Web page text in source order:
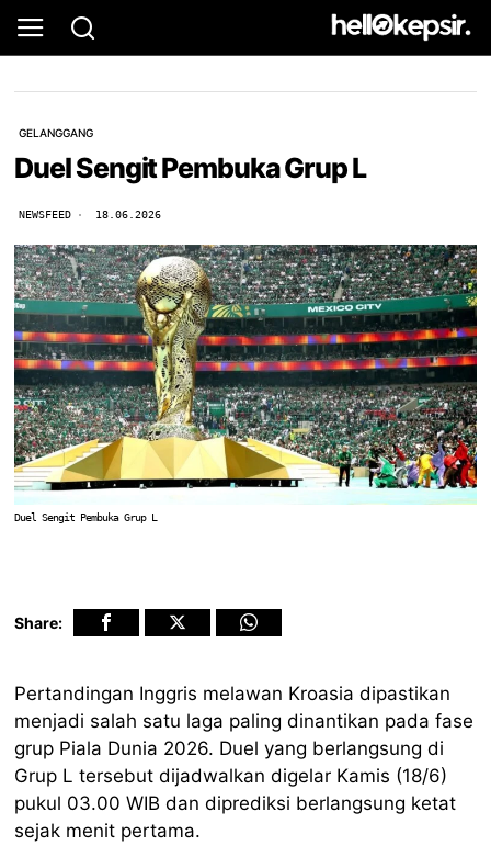
GELANGGANG
Duel Sengit Pembuka Grup L
NEWSFEED 18.06.2026
Duel Sengit Pembuka Grup L
Share:
Pertandingan Inggris melawan Kroasia dipastikan
menjadi salah satu laga paling dinantikan pada fase
grup Piala Dunia 2026. Duel yang berlangsung di
Grup L tersebut dijadwalkan digelar Kamis (18/6)
pukul 03.00 WIB dan diprediksi berlangsung ketat
sejak menit pertama.